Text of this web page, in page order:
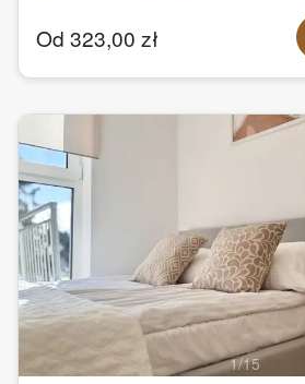
Od 323,00 zł
1/15